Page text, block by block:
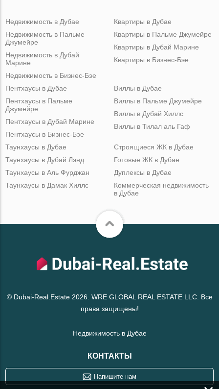
Недвижимость в Дубае
Недвижимость в Пальме
Джумейре
Недвижимость в Дубай
Марине
Недвижимость в Бизнес-Бэе
Квартиры в Дубае
Квартиры в Пальме Джумейре
Квартиры в Дубай Марине
Квартиры в Бизнес-Бэе
Пентхаусы в Дубае
Пентхаусы в Пальме
Джумейре
Пентхаусы в Дубай Марине
Пентхаусы в Бизнес-Бэе
Виллы в Дубае
Виллы в Пальме Джумейре
Виллы в Дубай Хиллс
Виллы в Тилал аль Гаф
Таунхаусы в Дубае
Таунхаусы в Дубай Лэнд
Таунхаусы в Аль Фурджан
Таунхаусы в Дамак Хиллс
Строящиеся ЖК в Дубае
Готовые ЖК в Дубае
Дуплексы в Дубае
Коммерческая недвижимость
в Дубае
© Dubai-Real.Estate 2026. WRE GLOBAL REAL ESTATE LLC. Все
права защищены!
Недвижимость в Дубае
КОНТАКТЫ
Напишите нам